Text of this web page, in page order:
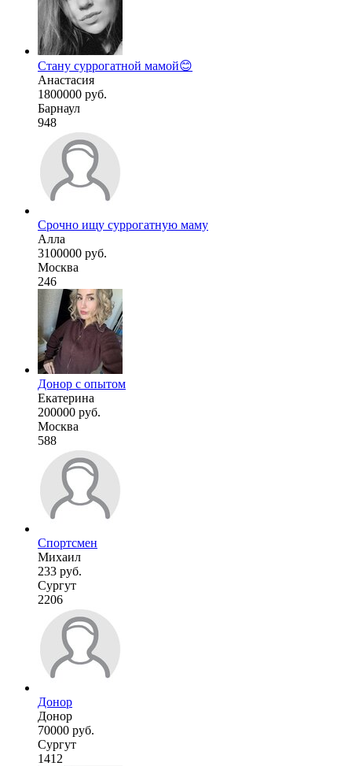
Стану суррогатной мамой😊
Анастасия
1800000 руб.
Барнаул
948
Срочно ищу суррогатную маму
Алла
3100000 руб.
Москва
246
Донор с опытом
Екатерина
200000 руб.
Москва
588
Спортсмен
Михаил
233 руб.
Сургут
2206
Донор
Донор
70000 руб.
Сургут
1412